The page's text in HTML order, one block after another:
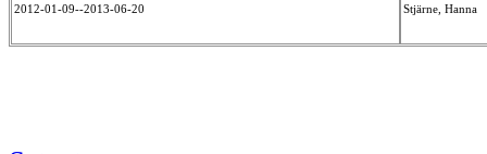
2012-01-09--2013-06-20 Stjärne, Hanna